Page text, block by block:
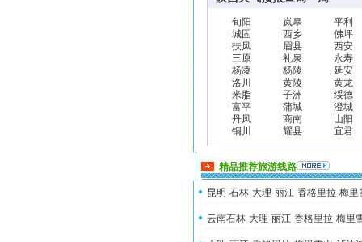
旬阳 岚皋
平利
城固
西乡
佛坪
扶风
眉县
西安
三原
礼泉
永寿
杨凌
杨陵
延安
洛川
黄陵
黄龙
米脂
子洲
绥德
富平
蒲城
澄城
丹凤
商南
山阳
铜川
耀县 宜君
精品推荐旅游线路
昆明-石林-大理-丽江-香格里拉-梅
云南石林-大理-丽江-香格里拉-梅里